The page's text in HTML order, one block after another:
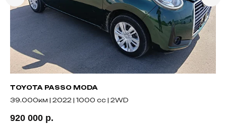
TOYOTA PASSO MODA
39.000км | 2022 | 1000 cc | 2WD
920 000 р.